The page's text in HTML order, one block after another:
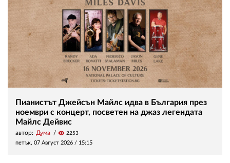
Пианистът Джейсън Майлс идва в България през
ноември с концерт, посветен на джаз легендата
Майлс Дейвис
автор: Дума visibility 2253
петък, 07 Август 2026 / 15:15